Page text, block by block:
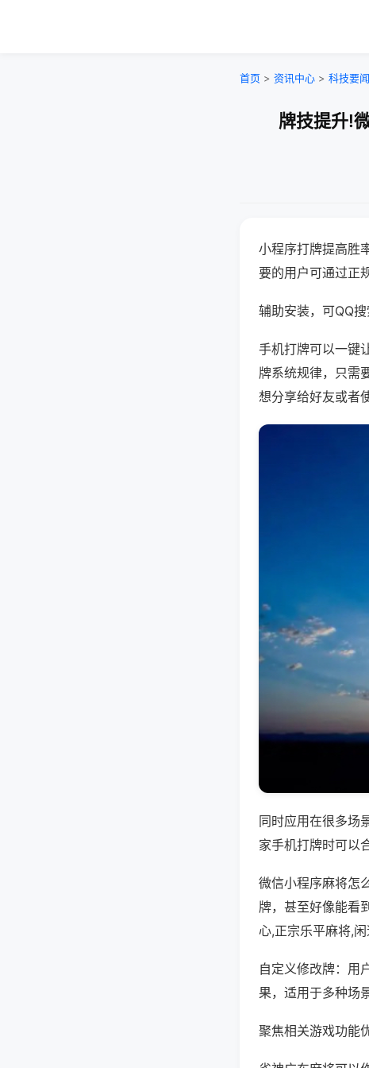
首页 > 资讯中心 > 科技要闻
牌技提升!
小程序打牌提高胜
要的用户可通过正
辅助安装，可QQ
手机打牌可以一键
牌系统规律，只需
想分享给好友或者
同时应用在很多场
家手机打牌时可以
微信小程序麻将怎
牌，甚至好像能看
心,正宗乐平麻将,
自定义修改牌：用
果，适用于多种场
聚焦相关游戏功能